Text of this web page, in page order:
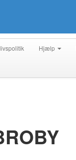
Hjælp